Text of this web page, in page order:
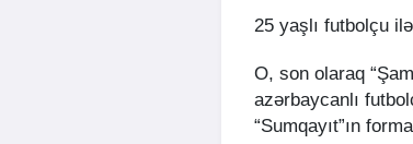
25 yaşlı futbolçu
O, son olaraq
azərbaycanlı
“Sumqayıt”ın